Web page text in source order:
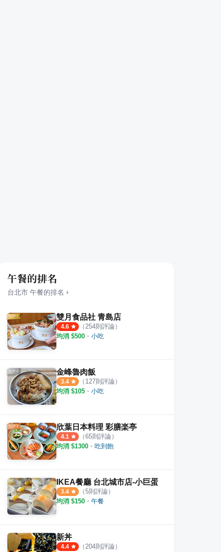
12則評論 3.3
午餐的排名
台北市 午餐的排名 ›
雙月食品社 青島店
4.6 （ 254則評論）
均消 $500 ・ 小吃
金峰魯肉飯
3.4 （ 127則評論）
均消 $105 ・ 小吃
欣葉日本料理 彩膳楽亭
4.1 （65則評論）
均消 $1300 ・ 吃到飽
IKEA餐廳 台北城市店-小巨蛋
3.4 （5則評論）
均消 $150 ・ 午餐
新丼
4.4 （ 204則評論）